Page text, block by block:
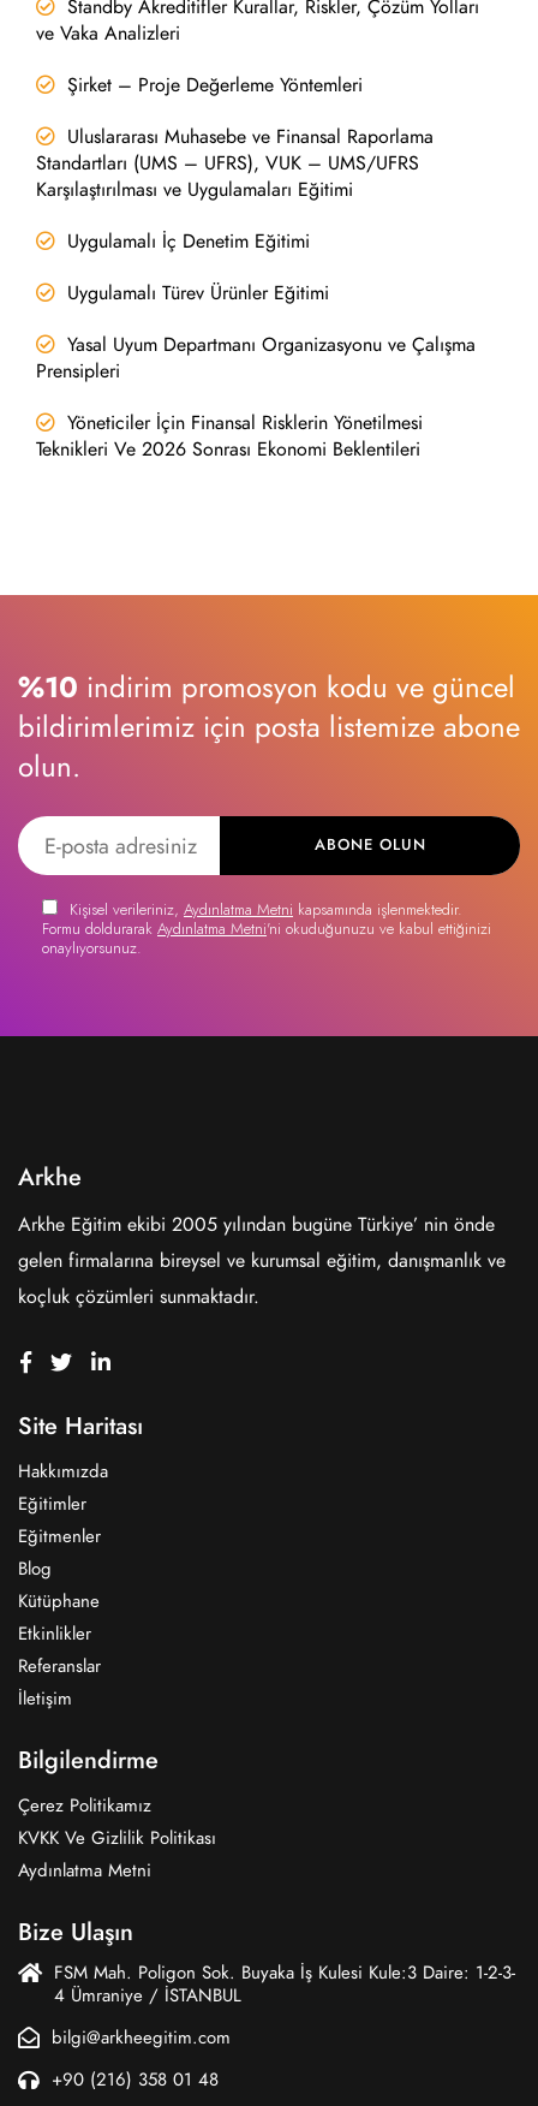
Standby Akreditifler Kurallar, Riskler, Çözüm Yolları
ve Vaka Analizleri
Şirket – Proje Değerleme Yöntemleri
Uluslararası Muhasebe ve Finansal Raporlama
Standartları (UMS – UFRS), VUK – UMS/UFRS
Karşılaştırılması ve Uygulamaları Eğitimi
Uygulamalı İç Denetim Eğitimi
Uygulamalı Türev Ürünler Eğitimi
Yasal Uyum Departmanı Organizasyonu ve Çalışma
Prensipleri
Yöneticiler İçin Finansal Risklerin Yönetilmesi
Teknikleri Ve 2026 Sonrası Ekonomi Beklentileri
%10 indirim promosyon kodu ve güncel
bildirimlerimiz için posta listemize abone
olun.
ABONE OLUN
Kişisel verileriniz, Aydınlatma Metni kapsamında işlenmektedir.
Formu doldurarak Aydınlatma Metni'ni okuduğunuzu ve kabul ettiğinizi
onaylıyorsunuz.
Arkhe
Arkhe Eğitim ekibi 2005 yılından bugüne Türkiye’ nin önde
gelen firmalarına bireysel ve kurumsal eğitim, danışmanlık ve
koçluk çözümleri sunmaktadır.
Site Haritası
Hakkımızda
Eğitimler
Eğitmenler
Blog
Kütüphane
Etkinlikler
Referanslar
İletişim
Bilgilendirme
Çerez Politikamız
KVKK Ve Gizlilik Politikası
Aydınlatma Metni
Bize Ulaşın
FSM Mah. Poligon Sok. Buyaka İş Kulesi Kule:3 Daire: 1-2-3-
4 Ümraniye / İSTANBUL
bilgi@arkheegitim.com
+90 (216) 358 01 48